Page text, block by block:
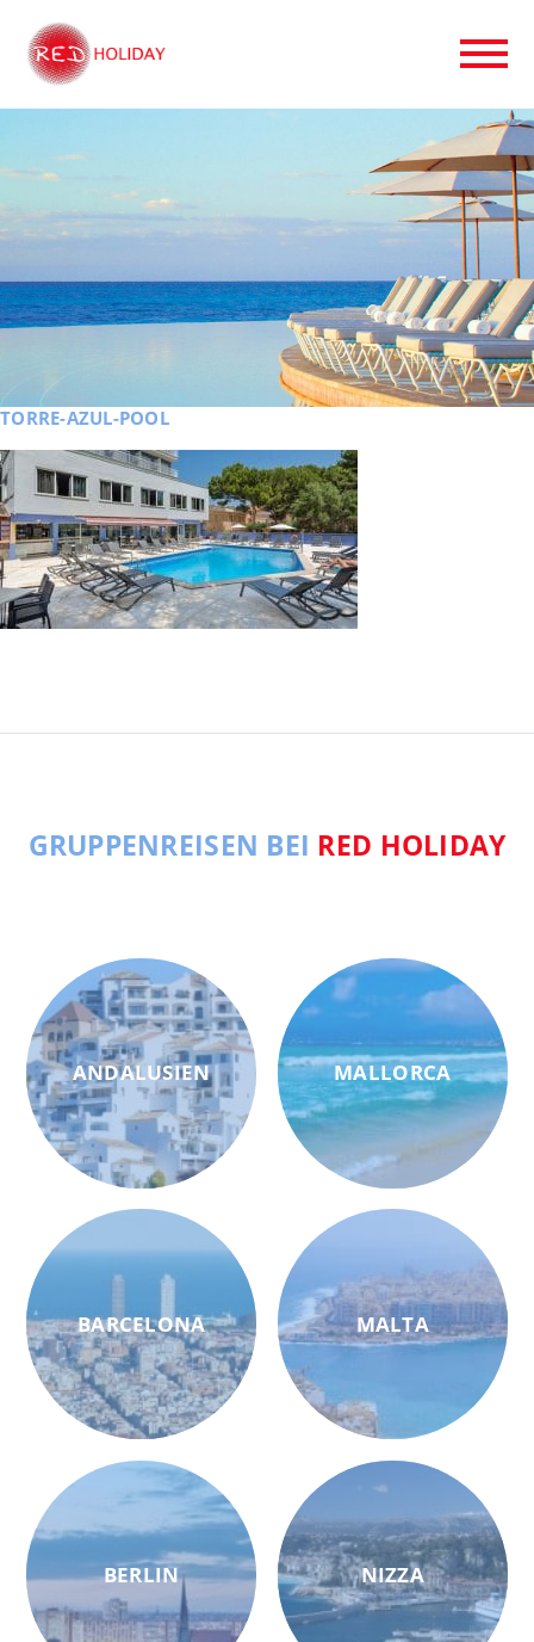
TORRE-AZUL-POOL
GRUPPENREISEN BEI RED HOLIDAY
ANDALUSIEN
BARCELONA
BERLIN
MALLORCA
MALTA
NIZZA